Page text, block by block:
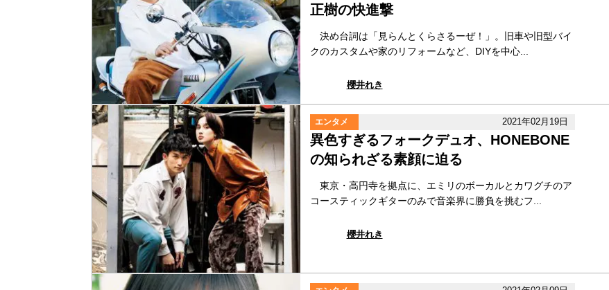
正樹の快進撃
決め台詞は「見らんとくらさるーぜ！」。旧車や旧型バイ
クのカスタムや家のリフォームなど、DIYを中心...
櫻井れき
エンタメ 2021年02月19日
異色すぎるフォークデュオ、HONEBONE
の知られざる素顔に迫る
東京・高円寺を拠点に、エミリのボーカルとカワグチのア
コースティックギターのみで音楽界に勝負を挑むフ...
櫻井れき